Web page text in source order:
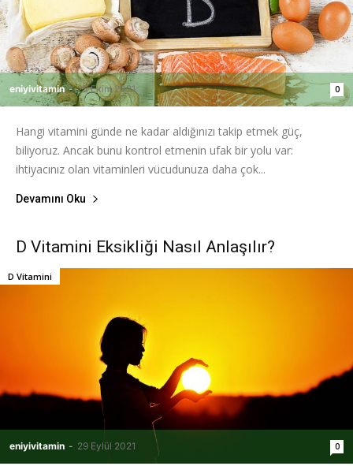
eniyivitamin - 25 Ekim 2021 0
Hangi vitamini günde ne kadar aldığınızı takip etmek güç,
biliyoruz. Ancak bunu kontrol etmenin ufak bir yolu var:
ihtiyacınız olan vitaminleri vücudunuza daha çok...
Devamını Oku
D Vitamini Eksikliği Nasıl Anlaşılır?
eniyivitamin - 29 Eylül 2021 0
D Vitamini